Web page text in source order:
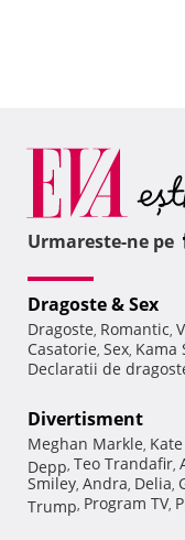
Urmareste-ne pe
Dragoste & Sex
Dragoste, Romantic,
Casatorie, Sex, Kama
Declaratii de
Divertisment
Meghan Markle,
Depp, Teo Trandafir,
Smiley, Andra, Delia,
Trump, Program TV,